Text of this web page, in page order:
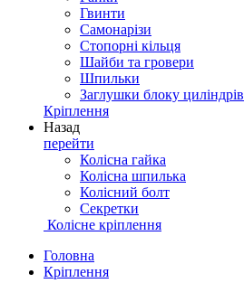
Гвинти
Самонарізи
Стопорні кільця
Шайби та гровери
Шпильки
Заглушки блоку циліндрів
Кріплення
Назад
перейти
Колісна гайка
Колісна шпилька
Колісний болт
Секретки
Колісне кріплення
Головна
Кріплення